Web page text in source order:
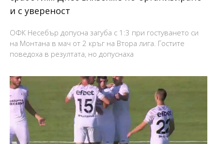
и с увереност
ОФК Несебър допусна загуба с 1:3 при гостуването си
на Монтана в мач от 2 кръг на Втора лига. Гостите
поведоха в резултата, но допуснаха